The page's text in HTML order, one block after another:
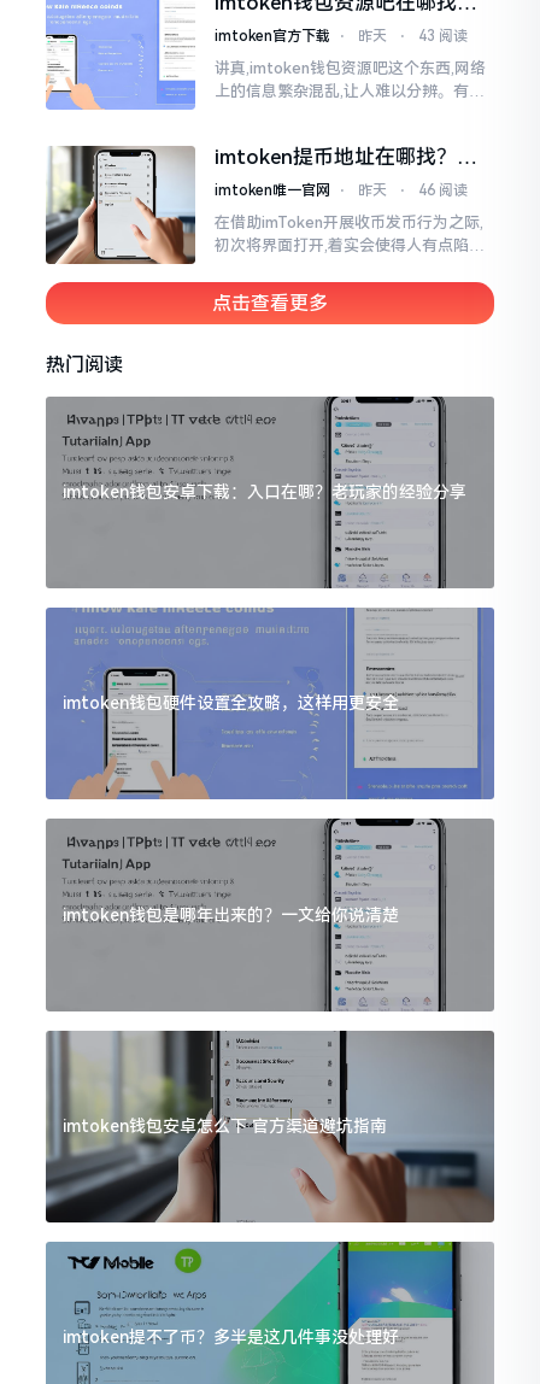
这些坑我帮你趟过
imtoken官方下载 ⋅ 昨天 ⋅ 43 阅读
讲真,imtoken钱包资源吧这个东西,网络
上的信息繁杂混乱,让人难以分辨。有的
imtoken提币地址在哪找？手
把手教你快速查看
imtoken唯一官网 ⋅ 昨天 ⋅ 46 阅读
在借助imToken开展收币发币行为之际,
初次将界面打开,着实会使得人有点陷入
于如同迷宫一样。好多人纷纷询问我
点击查看更多
热门阅读
imtoken钱包安卓下载：入口在哪？老玩家的经验分享
imtoken钱包硬件设置全攻略，这样用更安全
imtoken钱包是哪年出来的？一文给你说清楚
imtoken钱包安卓怎么下 官方渠道避坑指南
imtoken提不了币？多半是这几件事没处理好